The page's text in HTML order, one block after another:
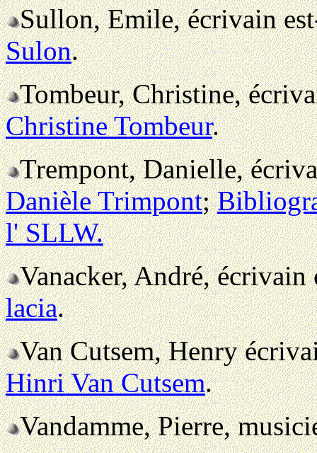
Sullon, Emile, écrivain
Sulon.
Tombeur, Christine,
Christine Tombeur.
Trempont, Danielle,
Danièle Trimpont;
l' SLLW.
Vanacker, André,
lacia.
Van Cutsem, Henry
Hinri Van Cutsem.
Vandamme, Pierre,